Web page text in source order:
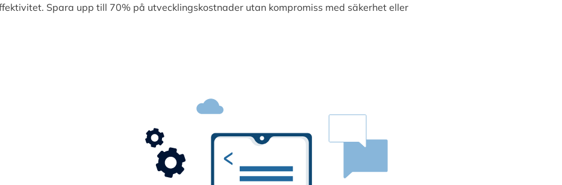
Spara upp till 70% på utvecklingskostnader utan kompromiss med säkerhet eller